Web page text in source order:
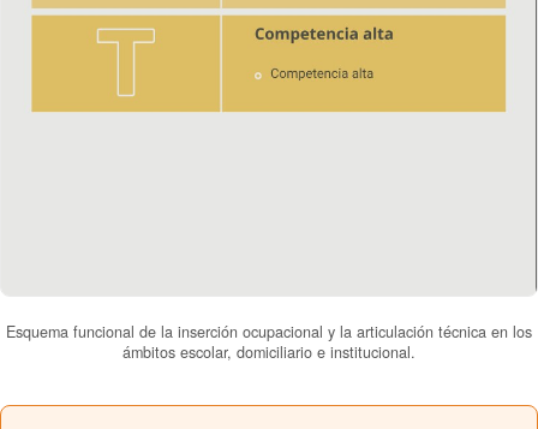
Esquema funcional de la inserción ocupacional y la articulación técnica en los
ámbitos escolar, domiciliario e institucional.